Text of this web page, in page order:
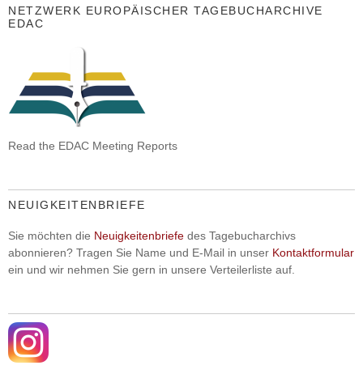
NETZWERK EUROPÄISCHER TAGEBUCHARCHIVE
EDAC
Read the EDAC Meeting Reports
NEUIGKEITENBRIEFE
Sie möchten die Neuigkeitenbriefe des Tagebucharchivs
abonnieren? Tragen Sie Name und E-Mail in unser Kontaktformular
ein und wir nehmen Sie gern in unsere Verteilerliste auf.